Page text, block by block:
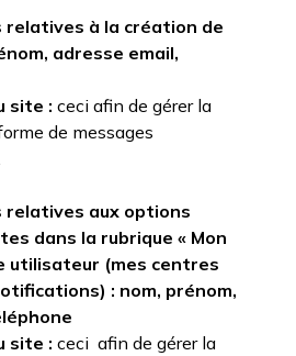
relatives à la création de
adresse email,
site : ceci afin de gérer la
de messages
relatives aux options
dans la rubrique « Mon
utilisateur (mes centres
: nom, prénom,
site : ceci afin de gérer la